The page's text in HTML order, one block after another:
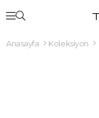
Anasayfa Koleksiyon